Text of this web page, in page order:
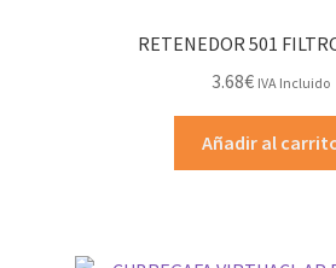
RETENEDOR 501
3.68€ IVA Incluido
Añadir al